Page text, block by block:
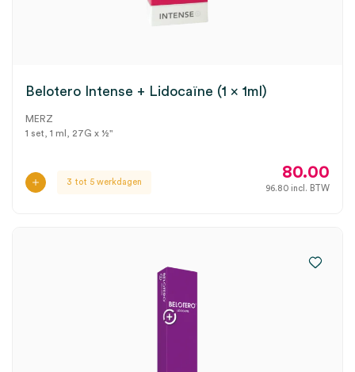
Belotero Intense + Lidocaïne (1 x 1ml)
MERZ
1 set, 1 ml, 27G x ½"
3 tot 5 werkdagen
80.00
96.80 incl. BTW